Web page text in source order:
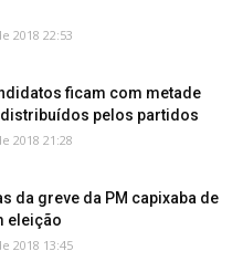
2018 22:53
ficam com metade
pelos partidos
2018 21:28
da greve da PM capixaba de
eleição
2018 13:45